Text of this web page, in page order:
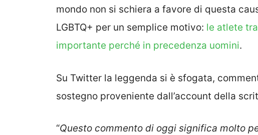
mondo non si schiera a favore di questa
LGBTQ+ per un semplice motivo: le atlete
importante perché in precedenza uomini.
Su Twitter la leggenda si è sfogata,
sostegno proveniente dall’account della
“Questo commento di oggi significa molto